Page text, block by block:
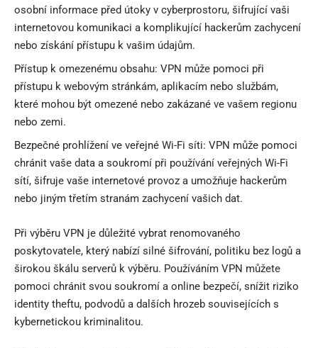
osobní informace před útoky v cyberprostoru, šifrující vaši
internetovou komunikaci a komplikující hackerům zachycení
nebo získání přístupu k vašim údajům.
Přístup k omezenému obsahu: VPN může pomoci při
přístupu k webovým stránkám, aplikacím nebo službám,
které mohou být omezené nebo zakázané ve vašem regionu
nebo zemi.
Bezpečné prohlížení ve veřejné Wi-Fi síti: VPN může pomoci
chránit vaše data a soukromí při používání veřejných Wi-Fi
sítí, šifruje vaše internetové provoz a umožňuje hackerům
nebo jiným třetím stranám zachycení vašich dat.
Při výběru VPN je důležité vybrat renomovaného
poskytovatele, který nabízí silné šifrování, politiku bez logů a
širokou škálu serverů k výběru. Používáním VPN můžete
pomoci chránit svou soukromí a online bezpečí, snížit riziko
identity theftu, podvodů a dalších hrozeb souvisejících s
kybernetickou kriminalitou.